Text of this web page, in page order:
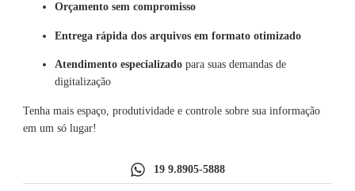
Orçamento sem compromisso
Entrega rápida dos arquivos em formato otimizado
Atendimento especializadopara suas demandas de
digitalização
Tenha mais espaço, produtividade e controle sobre sua informação
em um só lugar!
19 9.8905-5888